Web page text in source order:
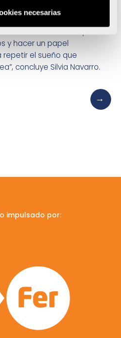
necesarias
«guerreras».
y hacer un papel
el sueño que
concluye Silvia Navarro.
impulsado por: